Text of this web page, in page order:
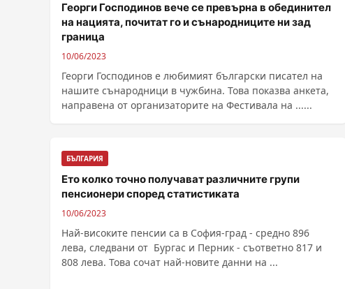
Георги Господинов вече се превърна в обединител
на нацията, почитат го и сънародниците ни зад
граница
10/06/2023
Георги Господинов е любимият български писател на
нашите сънародници в чужбина. Това показва анкета,
направена от организаторите на Фестивала на ......
БЪЛГАРИЯ
Ето колко точно получават различните групи
пенсионери според статистиката
10/06/2023
Най-високите пенсии са в София-град - средно 896
лева, следвани от Бургас и Перник - съответно 817 и
808 лева. Това сочат най-новите данни на ...